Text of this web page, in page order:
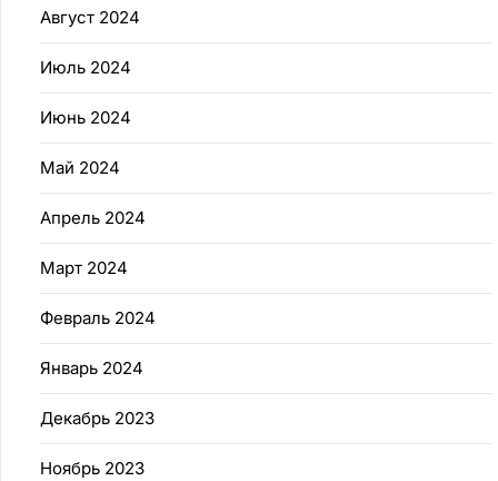
Август 2024
Июль 2024
Июнь 2024
Май 2024
Апрель 2024
Март 2024
Февраль 2024
Январь 2024
Декабрь 2023
Ноябрь 2023